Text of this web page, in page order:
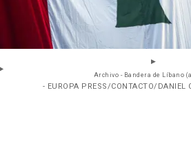
Archivo - Bandera de Líbano
- EUROPA PRESS/CONTACTO/DANIEL